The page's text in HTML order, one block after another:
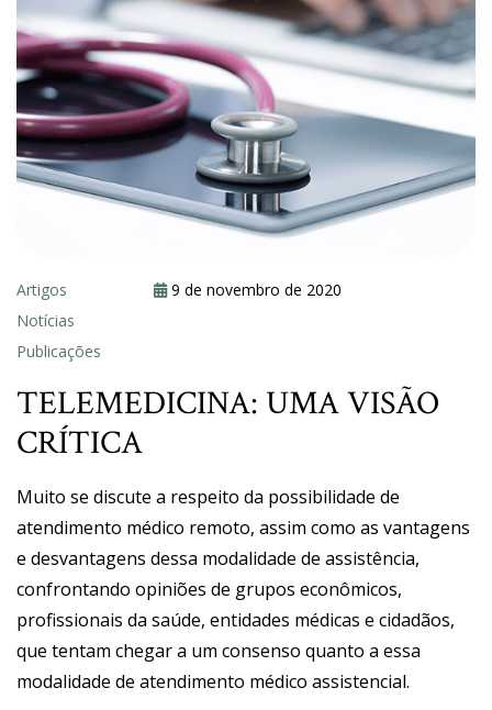
Artigos
Notícias
Publicações
9 de novembro de 2020
TELEMEDICINA: UMA VISÃO
CRÍTICA
Muito se discute a respeito da possibilidade de
atendimento médico remoto, assim como as vantagens
e desvantagens dessa modalidade de assistência,
confrontando opiniões de grupos econômicos,
profissionais da saúde, entidades médicas e cidadãos,
que tentam chegar a um consenso quanto a essa
modalidade de atendimento médico assistencial.